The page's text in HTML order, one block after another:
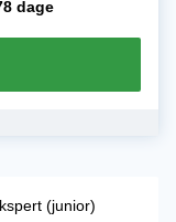
dage
(junior)